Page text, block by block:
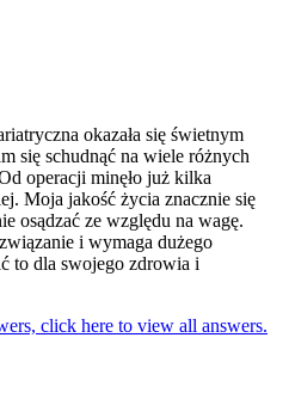
okazała się świetnym
się schudnąć na wiele różnych
operacji minęło już kilka
Moja jakość życia znacznie się
osądzać ze względu na wagę.
i wymaga dużego
to dla swojego zdrowia i
click here to view all answers.